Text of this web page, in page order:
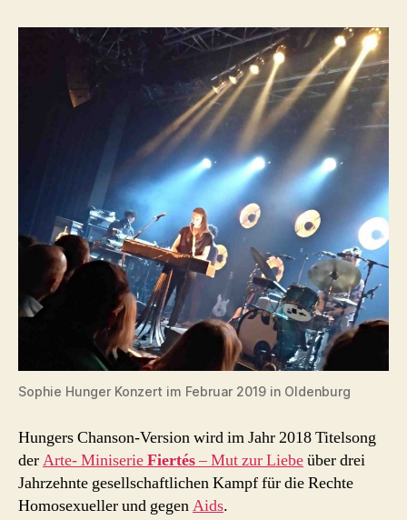
Sophie Hunger Konzert im Februar 2019 in Oldenburg
Hungers Chanson-Version wird im Jahr 2018 Titelsong
derArte- MiniserieFiertés– Mut zur Liebeüber drei
Jahrzehnte gesellschaftlichen Kampf für die Rechte
Homosexueller und gegenAids.